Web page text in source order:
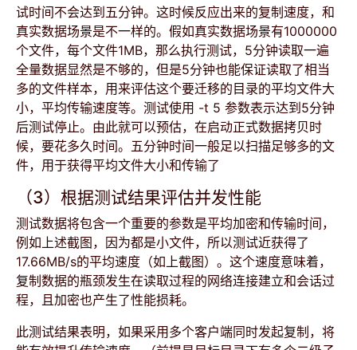
试时间不会达到五分钟。这时候反应出来的复制速度，和
真实数据场景是不一样的。假如真实数据场景有1000000
个文件，每个文件1MB，那么执行测试，5分钟读取一遍
全量数据显然是不够的，但是5分钟也能保证读取了相当
多的文件样本，用来评估这个要迁移的目录的平均文件大
小，平均传输速度等。测试使用 -t 5 参数表示达到5分钟
后测试停止。由此就可以预估，在启动正式数据拷贝时
候，要花多久时间。五分钟时间一般足以扫描足够多的文
件，用于获得平均文件大小和传输了
（3）根据测试结果评估并发性能
测试数据将包含一个重要的参数是平均加密和传输时间，
例如上述截图，因为都是小文件，所以测试近获得了
17.66MB/s的平均速度（如上截图）。这个速度意味着，
复制数据的瓶颈发生在读取过程的网络连接建立和会话过
程，且加密也产生了性能损耗。
此测试结果表明，如果采用多个客户端同时发起复制，将